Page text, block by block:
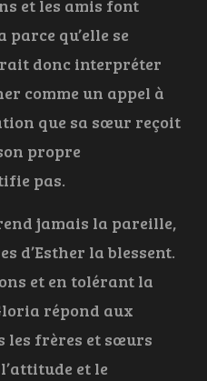
et les amis font
parce qu’elle se
donc interpréter
comme un appel à
que sa sœur reçoit
propre
pas.
jamais la pareille,
d’Esther la blessent.
et en tolérant la
répond aux
les frères et sœurs
et le